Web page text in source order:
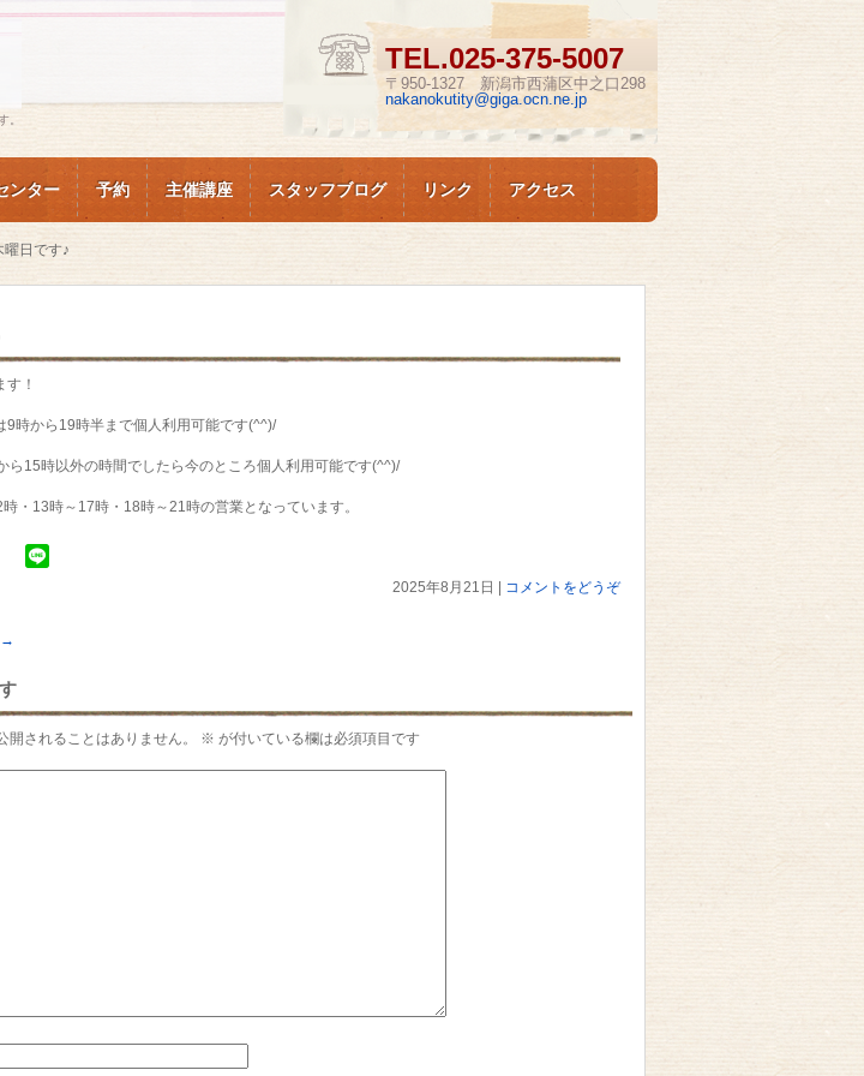
。
TEL.025-375-5007
〒950-1327 新潟市西蒲区中之口298
nakanokutity@giga.ocn.ne.jp
ンター 予約 主催講座 スタッフブログ リンク アクセス
曜日です♪
！
9時から19時半まで個人利用可能です(^^)/
ら15時以外の時間でしたら今のところ個人利用可能です(^^)/
・13時～17時・18時～21時の営業となっています。
2025年8月21日
コメントをどうぞ
→
開されることはありません。 ※ が付いている欄は必須項目です